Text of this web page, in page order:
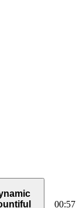
00:57